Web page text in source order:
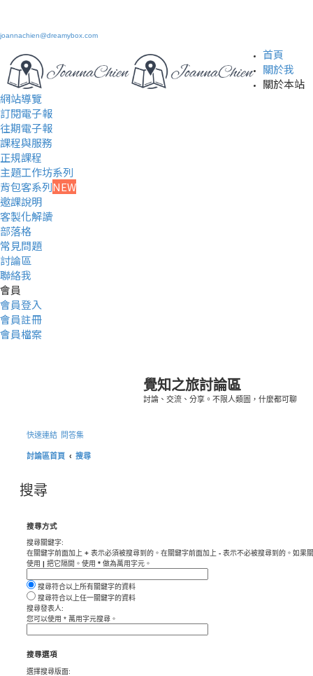
joannachien@dreamybox.com
首頁
關於我
關於本站
網站導覽
訂閱電子報
往期電子報
課程與服務
正規課程
主題工作坊系列
背包客系列NEW
邀課說明
客製化解讀
部落格
常見問題
討論區
聯絡我
會員
會員登入
會員註冊
會員檔案
覺知之旅討論區
討論、交流、分享。不限人類圖，什麼都可聊
快速連結 問答集
討論區首頁 搜尋
搜尋
搜尋方式
搜尋關鍵字:
在關鍵字前面加上 + 表示必須被搜尋到的。在關鍵字前面加上 - 表示不必被搜尋到的。如果
使用 | 把它隔開。使用 * 做為萬用字元。
搜尋符合以上所有關鍵字的資料
搜尋符合以上任一關鍵字的資料
搜尋發表人:
您可以使用 * 萬用字元搜尋。
搜尋選項
選擇搜尋版面: